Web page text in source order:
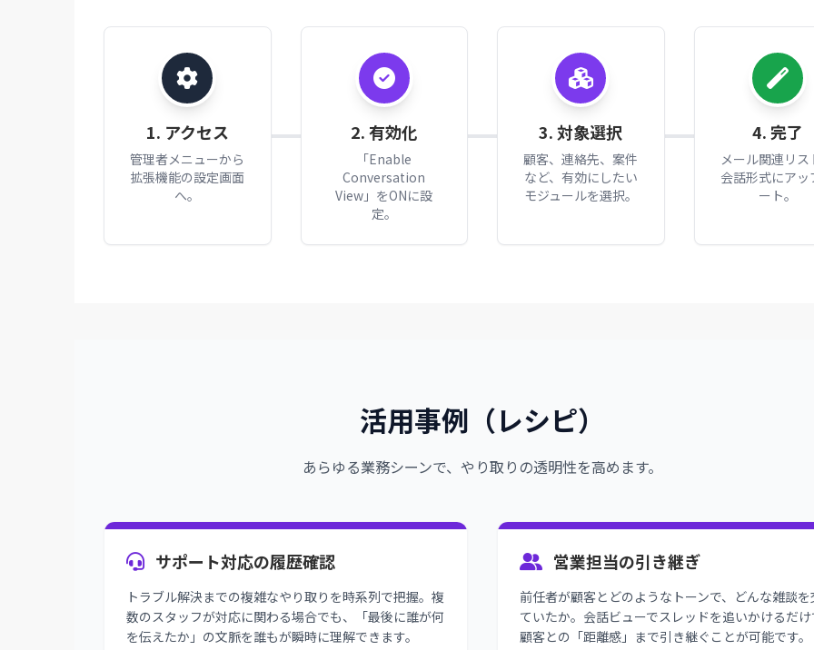
1. アクセス
管理者メニューから
拡張機能の設定画面
へ。
2. 有効化
「Enable
Conversation
View」をONに設
定。
3. 対象選択
顧客、連絡先、案件
など、有効にしたい
モジュールを選択。
4. 完了
メール関連リス
会話形式にアッ
ート。
活用事例（レシピ）
あらゆる業務シーンで、やり取りの透明性を高めます。
サポート対応の履歴確認
トラブル解決までの複雑なやり取りを時系列で把握。複
数のスタッフが対応に関わる場合でも、「最後に誰が何
を伝えたか」の文脈を誰もが瞬時に理解できます。
営業担当の引き継ぎ
前任者が顧客とどのようなトーンで、どんな雑談を
ていたか。会話ビューでスレッドを追いかけるだけ
顧客との「距離感」まで引き継ぐことが可能です。